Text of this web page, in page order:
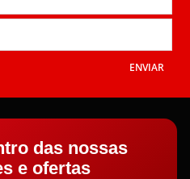
ENVIAR
das nossas
e ofertas